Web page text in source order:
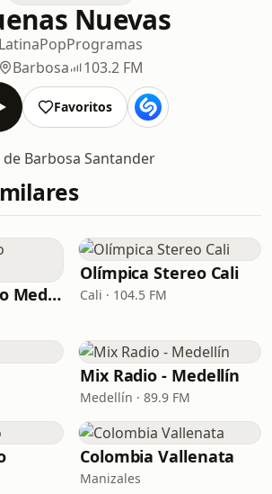
Nuevas
LatinaPopProgramas
Barbosa
103.2 FM
Favoritos
Barbosa Santander
Olímpica Stereo Medellín
Olímpica Stereo Cali
Cali · 104.5 FM
Mix Radio - Medellín
Medellín · 89.9 FM
Colombia Vallenata
Manizales